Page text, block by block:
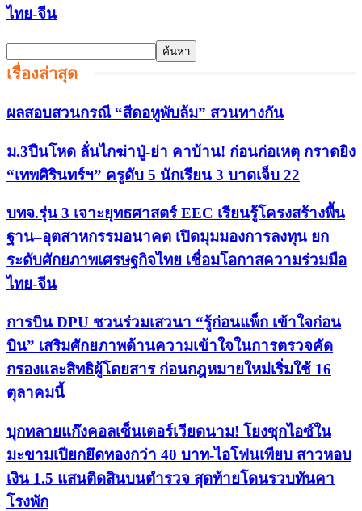
ไทย-จีน
เรื่องล่าสุด
ผลสอบสวนกรณี “สีดอหูพับล้ม” สวนทางกัน
ม.3ปืนโหด ลั่นไกฆ่าปู่-ย่า คาบ้าน! ก่อนก่อเหตุ กราดยิง
“เทพศิรินทร์ฯ” ครูดับ 5 นักเรียน 3 บาดเจ็บ 22
บทจ.รุ่น 3 เจาะยุทธศาสตร์ EEC เรียนรู้โครงสร้างพื้น
ฐาน–อุตสาหกรรมอนาคต เปิดมุมมองการลงทุน ยก
ระดับศักยภาพเศรษฐกิจไทย เชื่อมโอกาสความร่วมมือ
ไทย-จีน
การบิน DPU ชวนร่วมเสวนา “รู้ก่อนแพ็ก เข้าใจก่อน
บิน” เสริมศักยภาพด้านความเข้าใจในการตรวจคัด
กรองและสิทธิผู้โดยสาร ก่อนกฎหมายใหม่เริ่มใช้ 16
ตุลาคมนี้
บุกทลายแก๊งคอลเซ็นเตอร์เวียดนาม! โยงซุกไอซ์ใน
มะขามเปียกยึดทองกว่า 40 บาท-ไอโฟนเพียบ สาวหอบ
เงิน 1.5 แสนติดสินบนตำรวจ สุดท้ายโดนรวบทันคา
โรงพัก